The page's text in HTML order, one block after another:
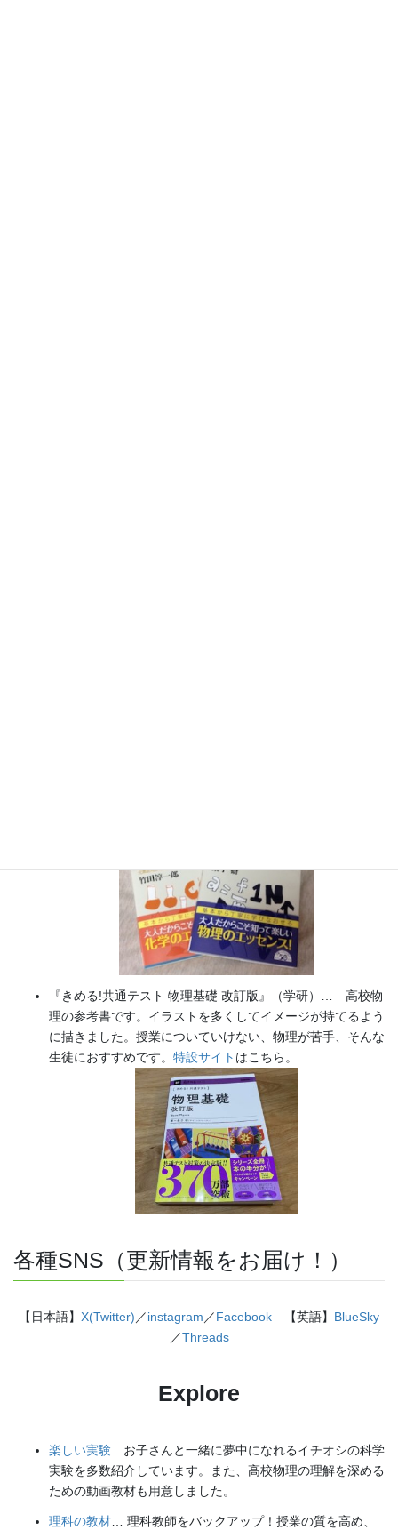
『きめる!共通テスト 物理基礎 改訂版』（学研）… 高校物
理の参考書です。イラストを多くしてイメージが持てるよう
に描きました。授業についていけない、物理が苦手、そんな
生徒におすすめです。 特設サイト はこちら。
各種SNS（更新情報をお届け！）
【日本語】 X(Twitter) ／instagram ／Facebook 【英語】 BlueSky
／Threads
Explore
楽しい実験 …お子さんと一緒に夢中になれるイチオシの科学
実験を多数紹介しています。また、高校物理の理解を深める
ための動画教材も用意しました。
理科の教材… 理科教師をバックアップ！授業の質を高め、